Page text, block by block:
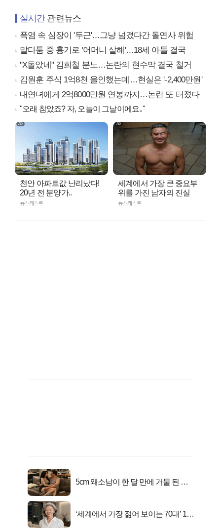
실시간관련뉴스
폭염 속 심장이 '두근'…그냥 넘겼다간 돌연사 위험
말다툼 중 흉기로 '어머니 살해'…18세 아들 결국
"X돌았네" 김희철 분노…논란의 현수막 결국 철거
김원훈 주식 1억8천 올인했는데…현실은 '-2,400만원'
내연녀에게 2억8000만원 연봉까지…논란 또 터졌다
"오래 참았죠? 자, 오늘이 그날이에요.."
천안 아파트값 난리났다!
20년 전 분양가..
뉴스캐스트
세계에서 가장 큰 중요부
위를 가진 남자의 진실
뉴스캐스트
5cm 왜소남이 한 달 만에 거물 된 사
‘세계에서 가장 젊어 보이는 70대’ 1위